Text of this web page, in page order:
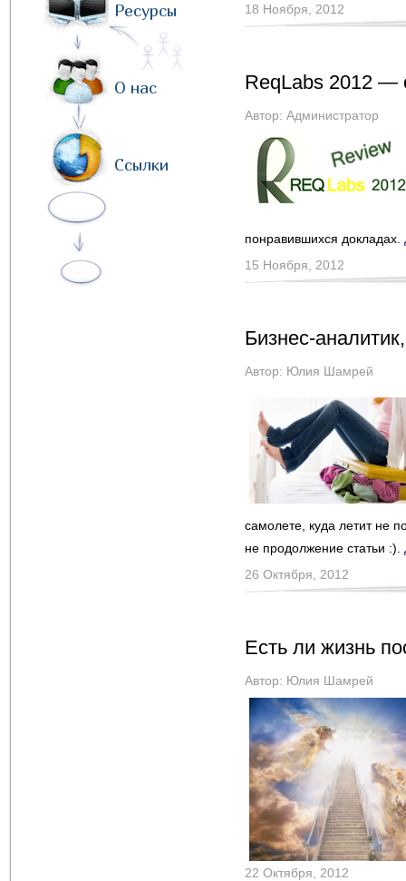
Ресурсы
О нас
Ссылки
18 Ноября, 2012
ReqLabs 2012 —
Автор: Администратор
понравившихся докладах.
15 Ноября, 2012
Бизнес-
Автор: Юлия Шамрей
самолете, куда летит не
не продолжение статьи :).
26 Октября, 2012
Есть ли жизнь
Автор: Юлия Шамрей
22 Октября, 2012